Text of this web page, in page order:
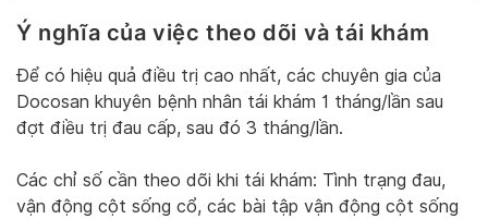
Ý nghĩa của việc theo dõi và tái khám
Để có hiệu quả điều trị cao nhất, các chuyên gia của
Docosan khuyên bệnh nhân tái khám 1 tháng/lần sau
đợt điều trị đau cấp, sau đó 3 tháng/lần.
Các chỉ số cần theo dõi khi tái khám: Tình trạng đau,
vận động cột sống cổ, các bài tập vận động cột sống